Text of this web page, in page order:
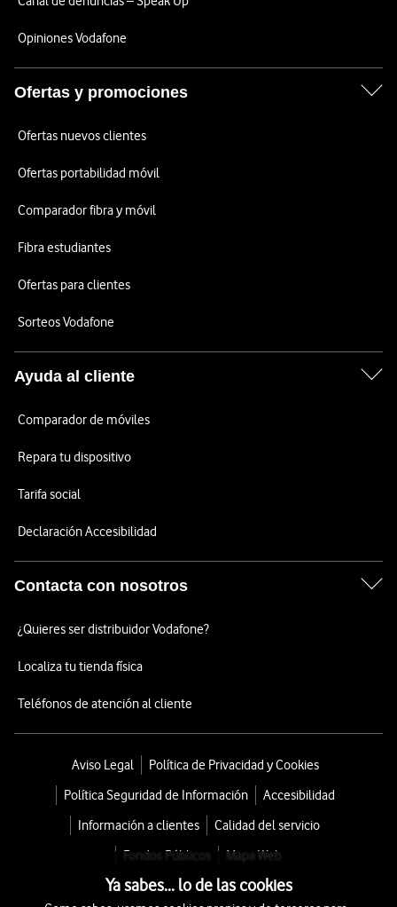
Opiniones Vodafone
Ofertas y promociones
Ofertas nuevos clientes
Ofertas portabilidad móvil
Comparador fibra y móvil
Fibra estudiantes
Ofertas para clientes
Sorteos Vodafone
Ayuda al cliente
Comparador de móviles
Repara tu dispositivo
Tarifa social
Declaración Accesibilidad
Contacta con nosotros
¿Quieres ser distribuidor Vodafone?
Localiza tu tienda física
Teléfonos de atención al cliente
Aviso Legal
Política de Privacidad y Cookies
Política Seguridad de Información
Accesibilidad
Información a clientes
Calidad del servicio
Fondos Públicos
Mapa Web
Ya sabes... lo de las cookies